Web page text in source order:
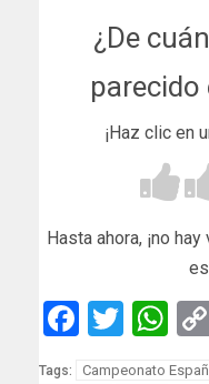
¿De
parecido
¡Haz clic en
Hasta ahora, ¡no
Tags: Campeonato